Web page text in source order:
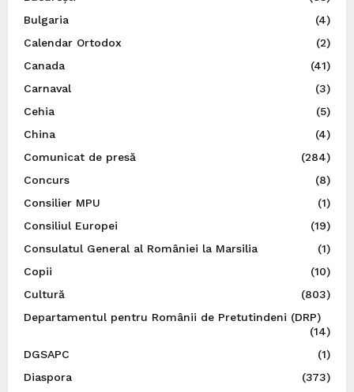
Bulgaria
(4)
Calendar Ortodox
(2)
Canada
(41)
Carnaval
(3)
Cehia
(5)
China
(4)
Comunicat de presă
(284)
Concurs
(8)
Consilier MPU
(1)
Consiliul Europei
(19)
Consulatul General al României la Marsilia
(1)
Copii
(10)
Cultură
(803)
Departamentul pentru Românii de Pretutindeni (DRP)
(14)
DGSAPC
(1)
Diaspora
(373)